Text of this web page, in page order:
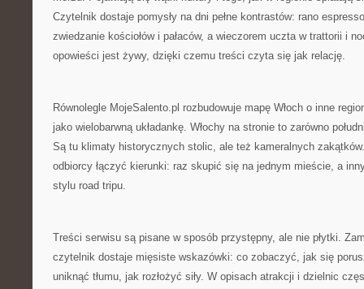
Czytelnik dostaje pomysły na dni pełne kontrastów: rano
zwiedzanie kościołów i pałaców, a wieczorem uczta w trattorii i
opowieści jest żywy, dzięki czemu treści czyta się jak relację.
Równolegle MojeSalento.pl rozbudowuje mapę Włoch o inne
jako wielobarwną układankę. Włochy na stronie to zarówno
Są tu klimaty historycznych stolic, ale też kameralnych
odbiorcy łączyć kierunki: raz skupić się na jednym mieście, a
stylu road tripu.
Treści serwisu są pisane w sposób przystępny, ale nie płytki.
czytelnik dostaje mięsiste wskazówki: co zobaczyć, jak się
uniknąć tłumu, jak rozłożyć siły. W opisach atrakcji i dzielnic